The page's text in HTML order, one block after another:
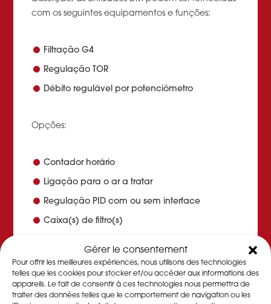
Gérer le consentement
Pour offrir les meilleures expériences, nous utilisons des technologies
telles que les cookies pour stocker et/ou accéder aux informations des
appareils. Le fait de consentir à ces technologies nous permettra de
traiter des données telles que le comportement de navigation ou les
com os seguintes equipamentos e funções:
Filtração G4
Regulação TOR
Débito regulável por potenciómetro
Opções:
Contador horário
Ligação para o ar a tratar
Regulação PID com ou sem interface
Caixa(s) de filtro(s)
Chassis e rodízios
Em cada um dos nossosdesidratadores